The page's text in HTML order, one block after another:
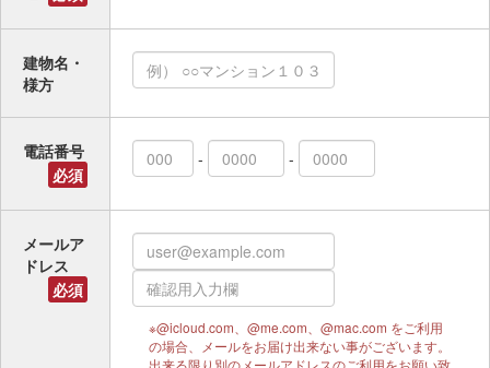
建物名・
様方
電話番号
必須
- -
メールア
ドレス
必須
※@icloud.com、@me.com、@mac.com をご利用
の場合、メールをお届け出来ない事がございます。